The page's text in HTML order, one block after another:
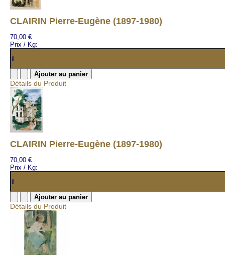
CLAIRIN Pierre-Eugène (1897-1980)
70,00 €
Prix / Kg:
Détails du Produit
CLAIRIN Pierre-Eugène (1897-1980)
70,00 €
Prix / Kg:
Détails du Produit